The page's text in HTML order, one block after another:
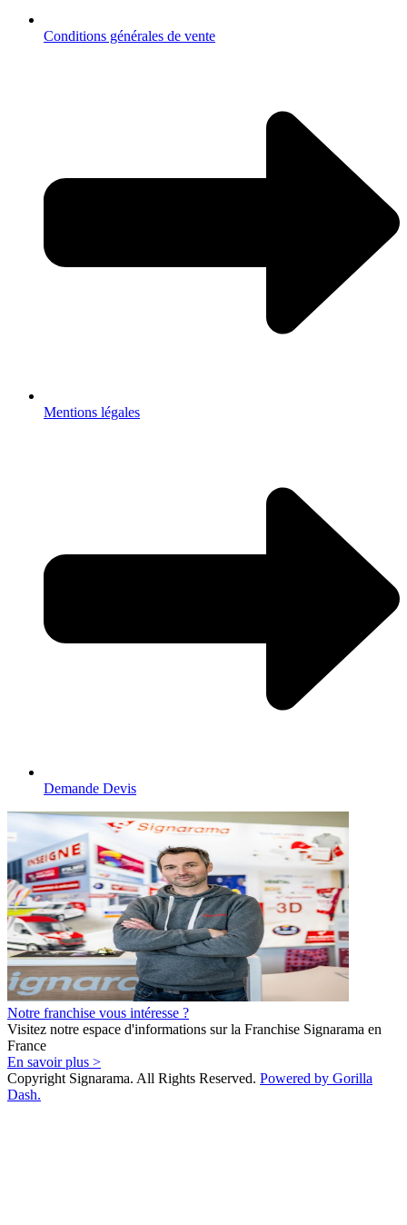
Conditions générales de vente
Mentions légales
Demande Devis
Notre franchise vous intéresse ?
Visitez notre espace d'informations sur la Franchise Signarama en
France
En savoir plus >
Copyright Signarama. All Rights Reserved. Powered by Gorilla
Dash.